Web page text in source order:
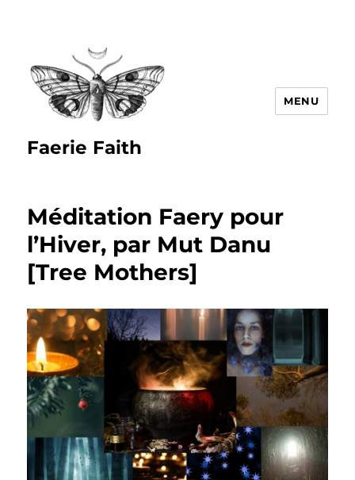
Faerie Faith
MENU
Méditation Faery pour
l’Hiver, par Mut Danu
[Tree Mothers]